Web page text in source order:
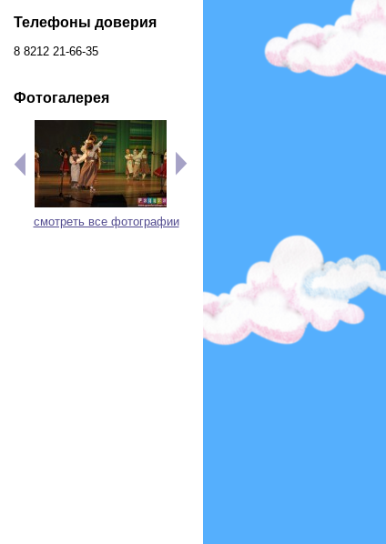
Телефоны доверия
8 8212 21-66-35
Фотогалерея
смотреть все фотографии